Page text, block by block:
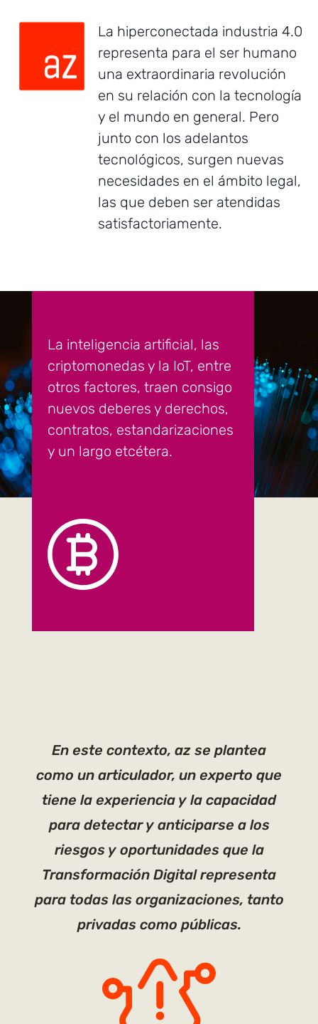
La hiperconectada industria 4.0
representa para el ser humano
una extraordinaria revolución
en su relación con la tecnología
y el mundo en general. Pero
junto con los adelantos
tecnológicos, surgen nuevas
necesidades en el ámbito legal,
las que deben ser atendidas
satisfactoriamente.
La inteligencia artificial, las
criptomonedas y la IoT, entre
otros factores, traen consigo
nuevos deberes y derechos,
contratos, estandarizaciones
y un largo etcétera.
En este contexto, az se plantea
como un articulador, un experto que
tiene la experiencia y la capacidad
para detectar y anticiparse a los
riesgos y oportunidades que la
Transformación Digital representa
para todas las organizaciones, tanto
privadas como públicas.